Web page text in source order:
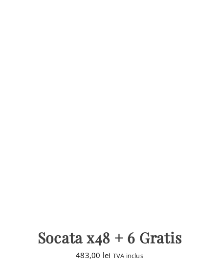
Socata x48 + 6 Gratis
483,00 lei TVA inclus